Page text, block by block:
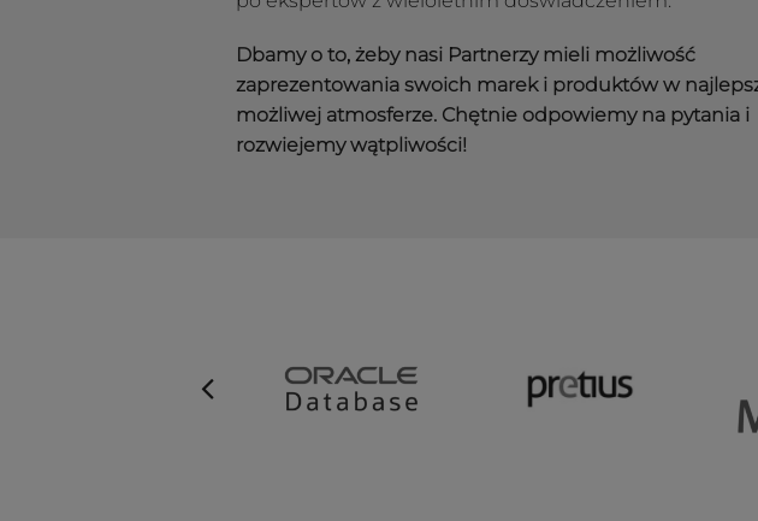
Dbamy o to, żeby nasi Partnerzy mieli możliwość
zaprezentowania swoich marek i produktów w
możliwej atmosferze. Chętnie odpowiemy na pytania i
rozwiejemy wątpliwości!